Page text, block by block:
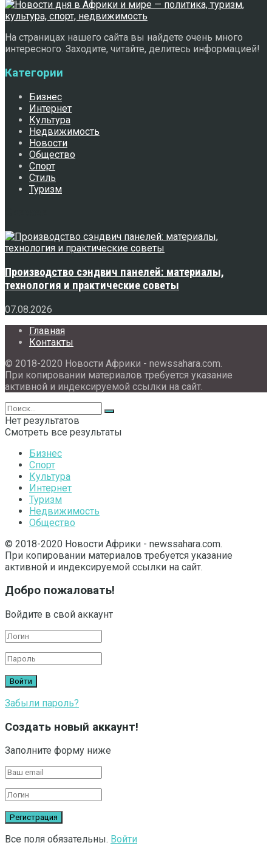
На страницах нашего сайта вы найдете очень много
интересного. Заходите, читайте, делитесь информацией!
Категории
Бизнес
Интернет
Культура
Недвижимость
Новости
Общество
Спорт
Стиль
Туризм
Производство сэндвич панелей: материалы,
технология и практические советы
07.08.2026
Главная
Контакты
© 2018-2020 Новости Африки - newssahara.com.
При копировании материалов требуется указание
активной и индексируемой ссылки на сайт.
Нет результатов
Смотреть все результаты
Бизнес
Спорт
Культура
Интернет
Туризм
Недвижимость
Общество
© 2018-2020 Новости Африки - newssahara.com.
При копировании материалов требуется указание
активной и индексируемой ссылки на сайт.
Добро пожаловать!
Войдите в свой аккаунт
Забыли пароль?
Создать новый аккаунт!
Заполните форму ниже
Все поля обязательны. Войти